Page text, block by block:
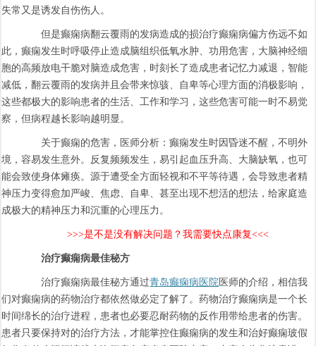
失常又是诱发自伤伤人。
但是癫痫病翻云覆雨的发病造成的损治疗癫痫病偏方伤远不如
此，癫痫发生时呼吸停止造成脑组织低氧水肿、功用危害，大脑神经细
胞的高频放电干脆对脑造成危害，时刻长了造成患者记忆力减退，智能
减低，翻云覆雨的发病并且会带来惊骇、自卑等心理方面的消极影响，
这些都极大的影响患者的生活、工作和学习，这些危害可能一时不易觉
察，但病程越长影响越明显。
关于癫痫的危害，医师分析：癫痫发生时因昏迷不醒，不明外
境，容易发生意外。反复频频发生，易引起血压升高、大脑缺氧，也可
能会致使身体瘫痪。源于遭受全方面轻视和不平等待遇，会导致患者精
神压力变得愈加严峻、焦虑、自卑、甚至出现不想活的想法，给家庭造
成极大的精神压力和沉重的心理压力。
>>>是不是没有解决问题？我需要快点康复<<<
治疗癫痫病最佳秘方
治疗癫痫病最佳秘方通过青岛癫痫病医院 医师的介绍，相信我
们对癫痫病的药物治疗都依然做必定了解了。药物治疗癫痫病是一个长
时间绵长的治疗进程，患者也必要忍耐药物的反作用带给患者的伤害。
患者只要保持对的治疗方法，才能掌控住癫痫病的发生和治好癫痫玻假